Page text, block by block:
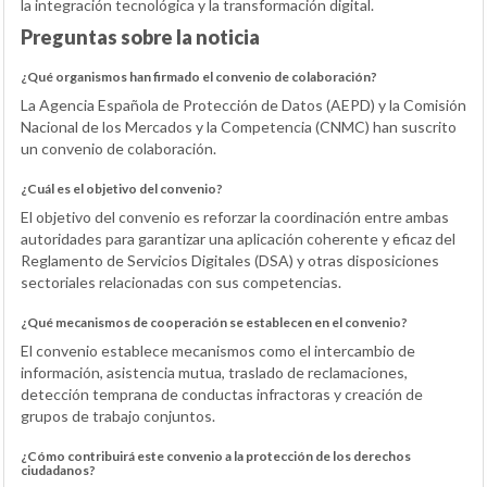
la integración tecnológica y la transformación digital.
Preguntas sobre la noticia
¿Qué organismos han firmado el convenio de colaboración?
La Agencia Española de Protección de Datos (AEPD) y la Comisión
Nacional de los Mercados y la Competencia (CNMC) han suscrito
un convenio de colaboración.
¿Cuál es el objetivo del convenio?
El objetivo del convenio es reforzar la coordinación entre ambas
autoridades para garantizar una aplicación coherente y eficaz del
Reglamento de Servicios Digitales (DSA) y otras disposiciones
sectoriales relacionadas con sus competencias.
¿Qué mecanismos de cooperación se establecen en el convenio?
El convenio establece mecanismos como el intercambio de
información, asistencia mutua, traslado de reclamaciones,
detección temprana de conductas infractoras y creación de
grupos de trabajo conjuntos.
¿Cómo contribuirá este convenio a la protección de los derechos
ciudadanos?